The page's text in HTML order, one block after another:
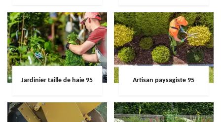
Jardinier taille de haie 95 Artisan paysagiste 95